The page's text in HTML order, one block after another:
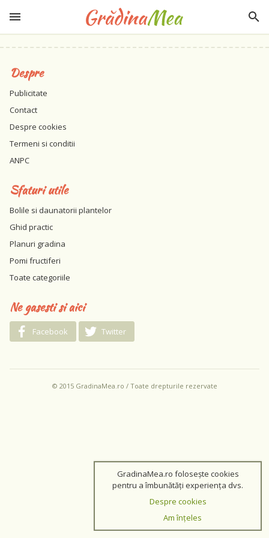
Despre
Publicitate
Contact
Despre cookies
Termeni si conditii
ANPC
Sfaturi utile
Bolile si daunatorii plantelor
Ghid practic
Planuri gradina
Pomi fructiferi
Toate categoriile
Ne gasesti si aici
Facebook Twitter
© 2015 GradinaMea.ro / Toate drepturile rezervate
GradinaMea.ro folosește cookies
pentru a îmbunătăți experiența dvs.
Despre cookies
Am înțeles